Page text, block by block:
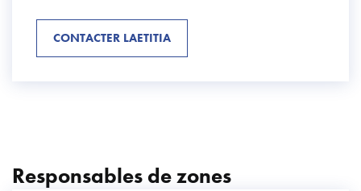
CONTACTER LAETITIA
Responsables de zones